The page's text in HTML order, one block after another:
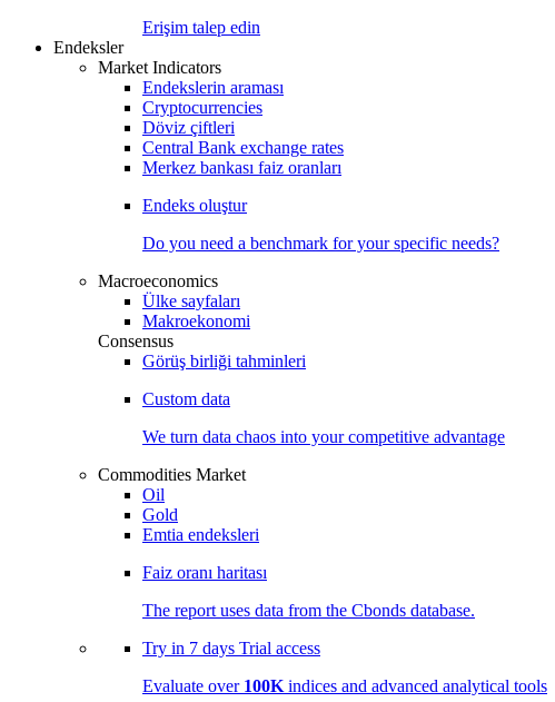
Erişim talep edin
Endeksler
Market Indicators
Endekslerin araması
Cryptocurrencies
Döviz çiftleri
Central Bank exchange rates
Merkez bankası faiz oranları
Endeks oluştur
Do you need a benchmark for your specific needs?
Macroeconomics
Ülke sayfaları
Makroekonomi
Consensus
Görüş birliği tahminleri
Custom data
We turn data chaos into your competitive advantage
Commodities Market
Oil
Gold
Emtia endeksleri
Faiz oranı haritası
The report uses data from the Cbonds database.
Try in 7 days Trial access
Evaluate over 100K indices and advanced analytical tools